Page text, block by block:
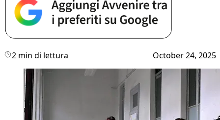
2 min di lettura October 24, 2025